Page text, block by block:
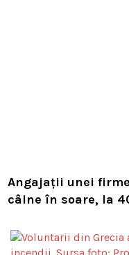
Angajații unei
câine în soare, la